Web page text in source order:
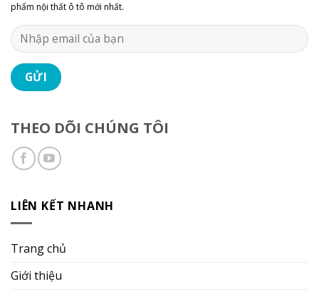
phẩm nội thất ô tô mới nhất.
THEO DÕI CHÚNG TÔI
LIÊN KẾT NHANH
Trang chủ
Giới thiệu